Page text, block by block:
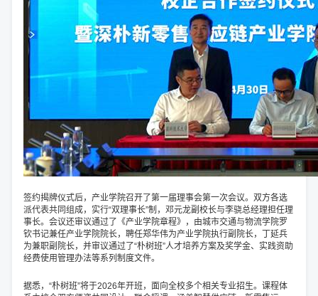
签约揭牌仪式后，产业学院召开了第一届理事会第一次会议。双方各选
派代表共同组成，实行“双理事长”制，邓元龙副校长与李骁总经理担任理
事长。会议还审议通过了《产业学院章程》，由城市交通与物流学院罗
钦书记兼任产业学院院长，聘任郑华伟为产业学院执行副院长，丁延兵
为兼职副院长，并审议通过了“朴树班”人才培养方案及奖学金、实践资助
经费使用管理办法等系列制度文件。
据悉，“朴树班”将于2026年开班，面向全校多个相关专业招生。课程体